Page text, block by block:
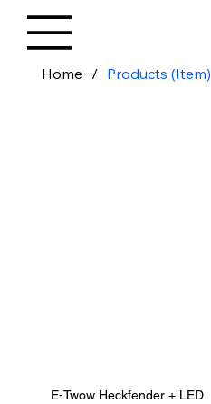
Home / Products (Item)
E-Twow Heckfender + LED